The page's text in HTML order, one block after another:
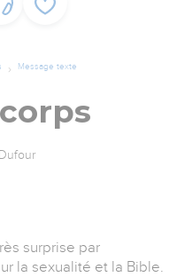
Message texte
surprise par
la sexualité et la Bible.